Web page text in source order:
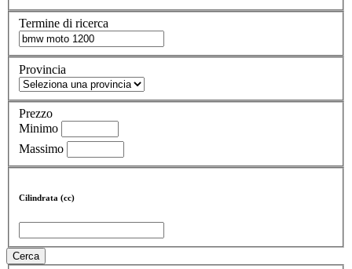
Termine di ricerca
Provincia
Prezzo
Minimo
Massimo
Cilindrata (cc)
Cerca